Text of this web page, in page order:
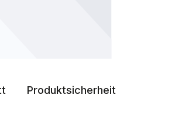
Produktsicherheit